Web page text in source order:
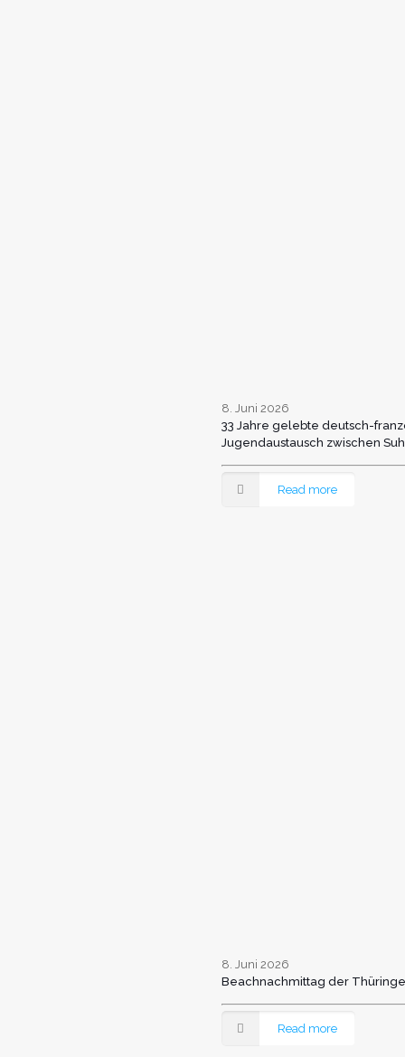
8. Juni 2026
33 Jahre gelebte deutsch-
Jugendaustausch zwischen
Read more
8. Juni 2026
Beachnachmittag der
Read more